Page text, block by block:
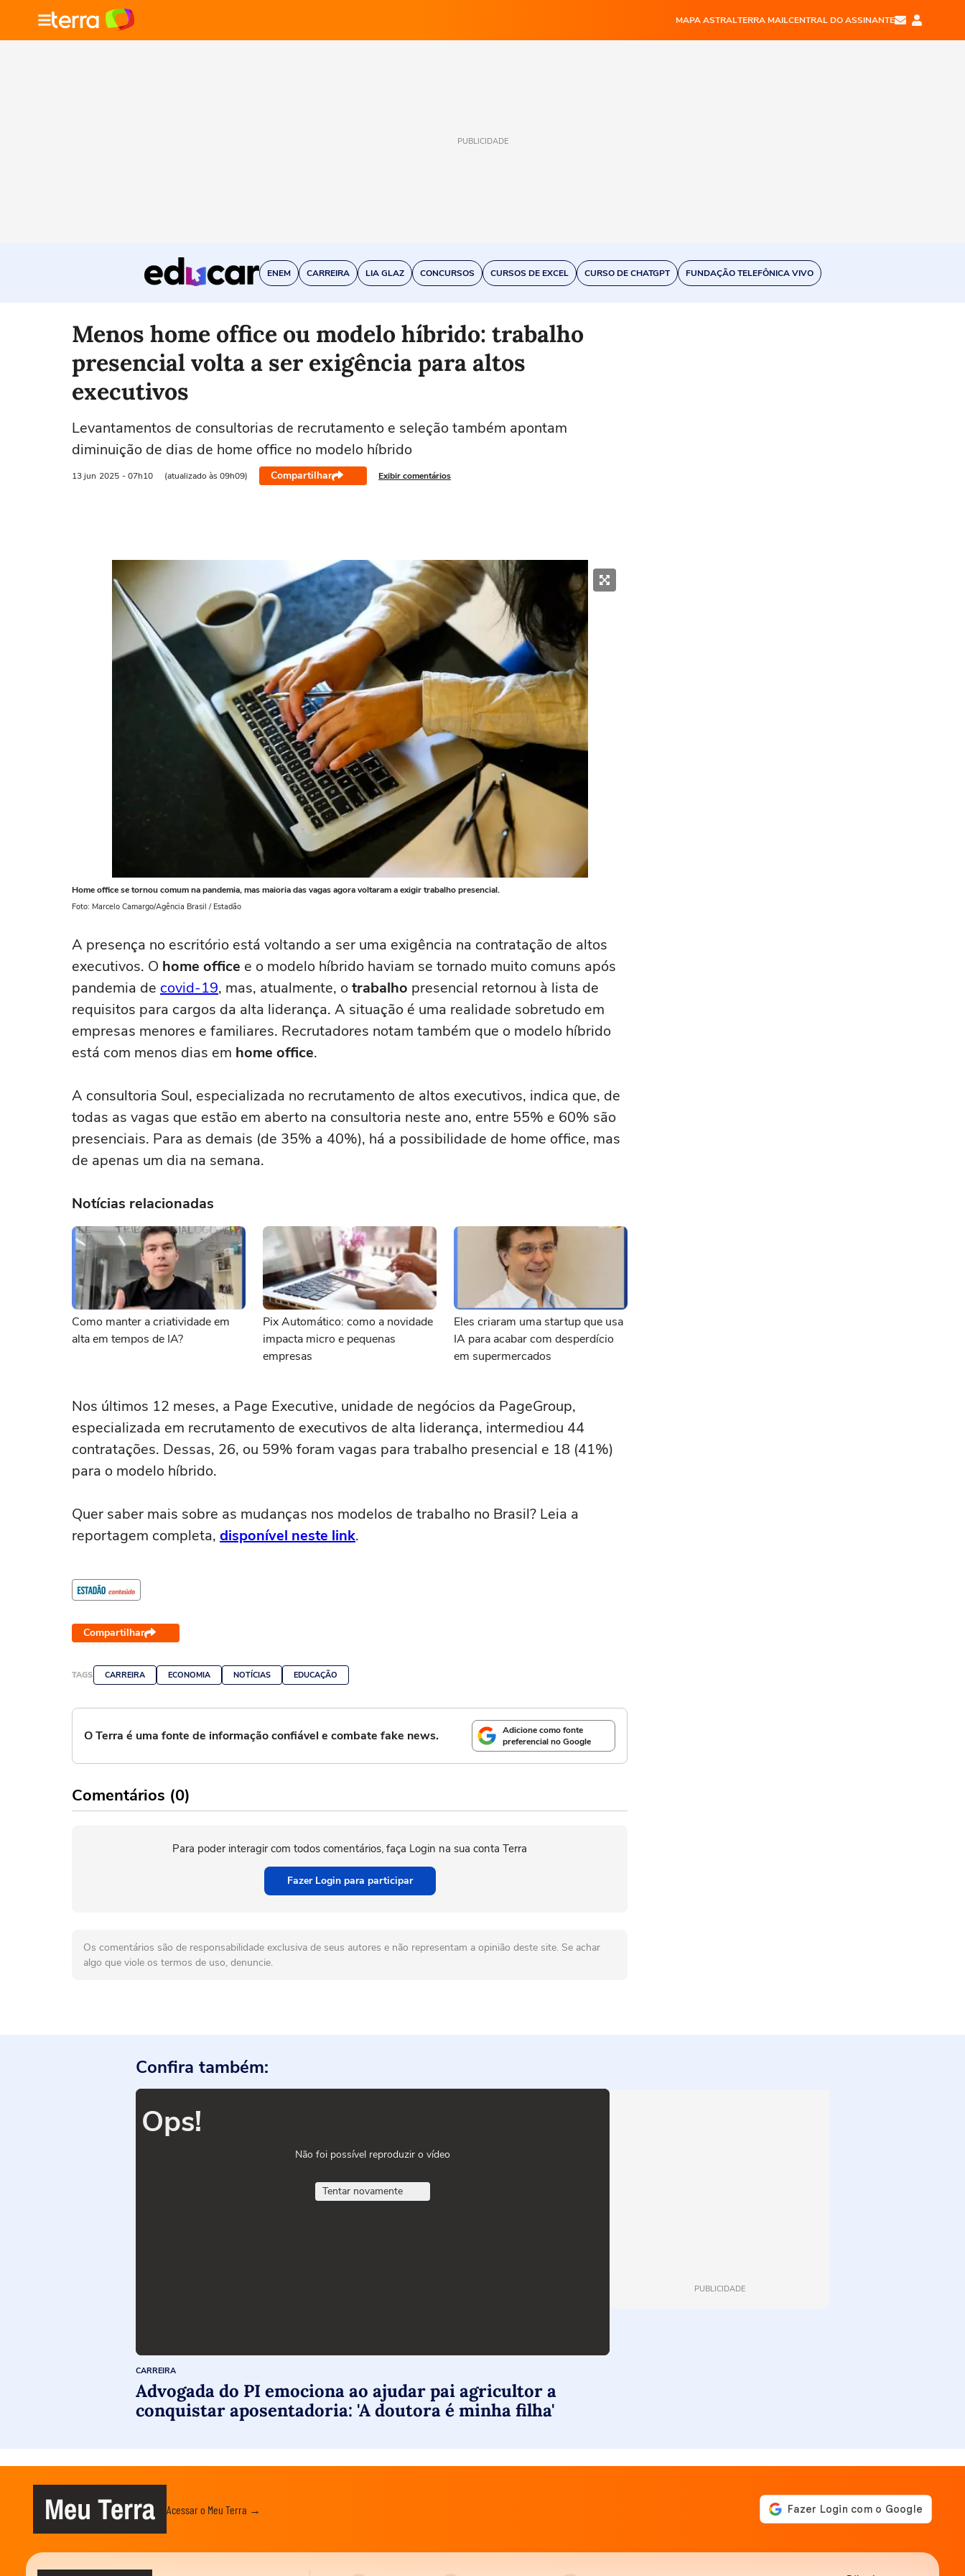
MAPA ASTRALTERRA MAILCENTRAL DO ASSINANTE
PUBLICIDADE
ENEM CARREIRA LIA GLAZ CONCURSOS CURSOS DE EXCEL CURSO DE CHATGPT FUNDAÇÃO TELEFÔNICA VIVO
Menos home office ou modelo híbrido: trabalho
presencial volta a ser exigência para altos
executivos
Levantamentos de consultorias de recrutamento e seleção também apontam
diminuição de dias de home office no modelo híbrido
13 jun 2025 - 07h10 (atualizado às 09h09) Compartilhar Exibir comentários
Home office se tornou comum na pandemia, mas maioria das vagas agora voltaram a exigir trabalho presencial.
Foto: Marcelo Camargo/Agência Brasil / Estadão
A presença no escritório está voltando a ser uma exigência na contratação de altos
executivos. O home office e o modelo híbrido haviam se tornado muito comuns após
pandemia de covid-19, mas, atualmente, otrabalho presencial retornou à lista de
requisitos para cargos da alta liderança. A situação é uma realidade sobretudo em
empresas menores e familiares. Recrutadores notam também que o modelo híbrido
está com menos dias em home office.
A consultoria Soul, especializada no recrutamento de altos executivos, indica que, de
todas as vagas que estão em aberto na consultoria neste ano, entre 55% e 60% são
presenciais. Para as demais (de 35% a 40%), há a possibilidade de home office, mas
de apenas um dia na semana.
Notícias relacionadas
Como manter a criatividade em
alta em tempos de IA?
Pix Automático: como a novidade
impacta micro e pequenas
empresas
Eles criaram uma startup que usa
IA para acabar com desperdício
em supermercados
Nos últimos 12 meses, a Page Executive, unidade de negócios da PageGroup,
especializada em recrutamento de executivos de alta liderança, intermediou 44
contratações. Dessas, 26, ou 59% foram vagas para trabalho presencial e 18 (41%)
para o modelo híbrido.
Quer saber mais sobre as mudanças nos modelos de trabalho no Brasil? Leia a
reportagem completa, disponível neste link.
Compartilhar
TAGS CARREIRA ECONOMIA NOTÍCIAS EDUCAÇÃO
O Terra é uma fonte de informação confiável e combate fake news.
Adicione como fonte
preferencial no Google
Comentários (0)
Para poder interagir com todos comentários, faça Login na sua conta Terra
Fazer Login para participar
Os comentários são de responsabilidade exclusiva de seus autores e não representam a opinião deste site. Se achar
algo que viole os termos de uso, denuncie.
Confira também:
Ops!
Não foi possível reproduzir o vídeo
Tentar novamente
CARREIRA
Advogada do PI emociona ao ajudar pai agricultor a
conquistar aposentadoria: 'A doutora é minha filha'
PUBLICIDADE
Meu Terra Acessar o Meu Terra →